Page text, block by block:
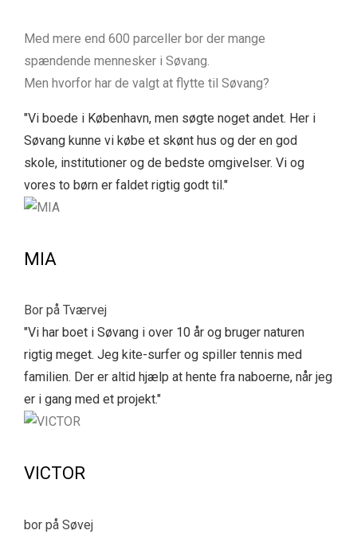
Med mere end 600 parceller bor der mange
spændende mennesker i Søvang.
Men hvorfor har de valgt at flytte til Søvang?
"Vi boede i København, men søgte noget andet. Her i
Søvang kunne vi købe et skønt hus og der en god
skole, institutioner og de bedste omgivelser. Vi og
vores to børn er faldet rigtig godt til."
MIA
Bor på Tværvej
"Vi har boet i Søvang i over 10 år og bruger naturen
rigtig meget. Jeg kite-surfer og spiller tennis med
familien. Der er altid hjælp at hente fra naboerne, når jeg
er i gang med et projekt."
VICTOR
bor på Søvej